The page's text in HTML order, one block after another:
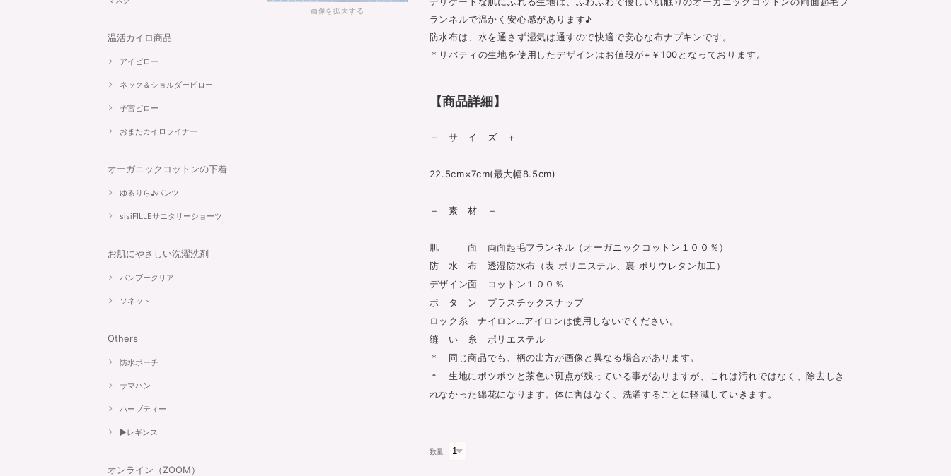
温活カイロ商品
アイピロー
ネック＆ショルダーピロー
子宮ピロー
おまたカイロライナー
オーガニックコットンの下着
ゆるりら♪パンツ
sisiFILLEサニタリーショーツ
お肌にやさしい洗濯洗剤
バンブークリア
ソネット
Others
防水ポーチ
サマハン
ハーブティー
▶︎レギンス
オンライン（ZOOM）
画像を拡大する
ランネルで温かく安心感があります♪
防水布は、水を通さず湿気は通すので快適で安心な布ナプキンです。
＊リバティの生地を使用したデザインはお値段が+￥100となっております。
【商品詳細】
＋ サ イ ズ ＋
22.5cm×7cm(最大幅8.5cm)
＋ 素 材 ＋
肌 面 両面起毛フランネル（オーガニックコットン１００％）
防 水 布 透湿防水布（表 ポリエステル、裏 ポリウレタン加工）
デザイン面 コットン１００％
ボ タ ン プラスチックスナップ
ロック糸 ナイロン…アイロンは使用しないでください。
縫 い 糸 ポリエステル
＊ 同じ商品でも、柄の出方が画像と異なる場合があります。
＊ 生地にポツポツと茶色い斑点が残っている事がありますが、これは汚れではなく、除去しき
れなかった綿花になります。体に害はなく、洗濯するごとに軽減していきます。
数量